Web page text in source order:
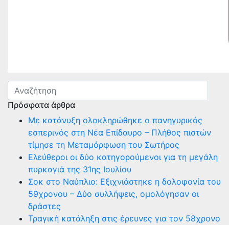
Πρόσφατα άρθρα
Με κατάνυξη ολοκληρώθηκε ο πανηγυρικός
εσπερινός στη Νέα Επίδαυρο – Πλήθος πιστών
τίμησε τη Μεταμόρφωση του Σωτήρος
Ελεύθεροι οι δύο κατηγορούμενοι για τη μεγάλη
πυρκαγιά της 31ης Ιουλίου
Σοκ στο Ναύπλιο: Εξιχνιάστηκε η δολοφονία του
59χρονου – Δύο συλλήψεις, ομολόγησαν οι
δράστες
Τραγική κατάληξη στις έρευνες για τον 58χρονο